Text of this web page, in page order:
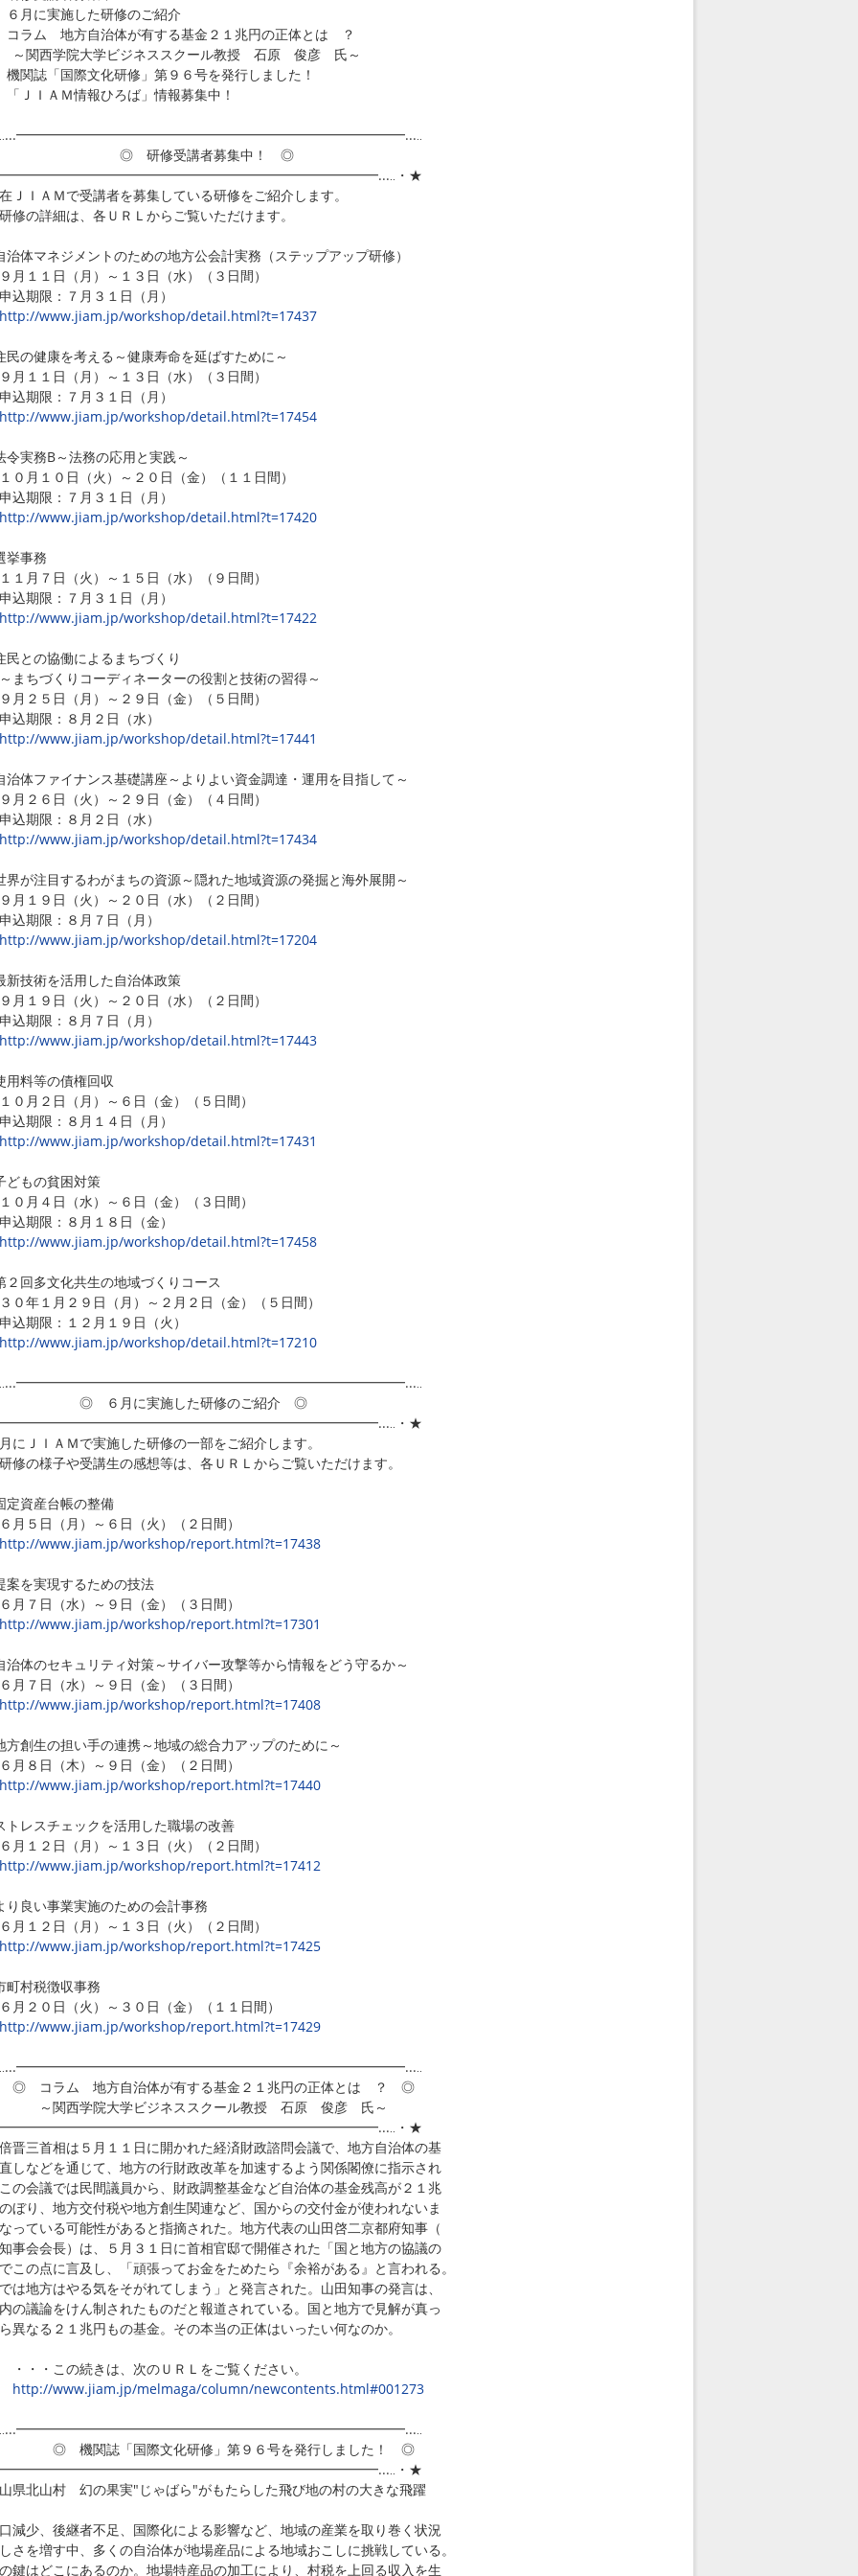
月に実施した研修のご紹介
ラム 地方自治体が有する基金２１兆円の正体とは ？
西学院大学ビジネススクール教授 石原 俊彦 氏～
関誌「国際文化研修」第９６号を発行しました！
ＪＩＡＭ情報ひろば」情報募集中！
‥...━━━━━━━━━━━━━━━━━━━━━━━━━━━━━...‥
研修受講者募集中！ ◎
・★
ＪＩＡＭで受講者を募集している研修をご紹介します。
修の詳細は、各ＵＲＬからご覧いただけます。
体マネジメントのための地方公会計実務（ステップアップ研修）
１１日（月）～１３日（水）（３日間）
期限：７月３１日（月）
http://www.jiam.jp/workshop/detail.html?t=17437
の健康を考える～健康寿命を延ばすために～
１１日（月）～１３日（水）（３日間）
期限：７月３１日（月）
http://www.jiam.jp/workshop/detail.html?t=17454
実務B～法務の応用と実践～
月１０日（火）～２０日（金）（１１日間）
期限：７月３１日（月）
http://www.jiam.jp/workshop/detail.html?t=17420
挙事務
月７日（火）～１５日（水）（９日間）
期限：７月３１日（月）
http://www.jiam.jp/workshop/detail.html?t=17422
との協働によるまちづくり
ちづくりコーディネーターの役割と技術の習得～
２５日（月）～２９日（金）（５日間）
期限：８月２日（水）
http://www.jiam.jp/workshop/detail.html?t=17441
体ファイナンス基礎講座～よりよい資金調達・運用を目指して～
２６日（火）～２９日（金）（４日間）
期限：８月２日（水）
http://www.jiam.jp/workshop/detail.html?t=17434
が注目するわがまちの資源～隠れた地域資源の発掘と海外展開～
１９日（火）～２０日（水）（２日間）
期限：８月７日（月）
http://www.jiam.jp/workshop/detail.html?t=17204
技術を活用した自治体政策
１９日（火）～２０日（水）（２日間）
期限：８月７日（月）
http://www.jiam.jp/workshop/detail.html?t=17443
料等の債権回収
月２日（月）～６日（金）（５日間）
期限：８月１４日（月）
http://www.jiam.jp/workshop/detail.html?t=17431
もの貧困対策
月４日（水）～６日（金）（３日間）
期限：８月１８日（金）
http://www.jiam.jp/workshop/detail.html?t=17458
回多文化共生の地域づくりコース
年１月２９日（月）～２月２日（金）（５日間）
期限：１２月１９日（火）
http://www.jiam.jp/workshop/detail.html?t=17210
‥...━━━━━━━━━━━━━━━━━━━━━━━━━━━━━...‥
月に実施した研修のご紹介 ◎
・★
にＪＩＡＭで実施した研修の一部をご紹介します。
修の様子や受講生の感想等は、各ＵＲＬからご覧いただけます。
資産台帳の整備
５日（月）～６日（火）（２日間）
http://www.jiam.jp/workshop/report.html?t=17438
を実現するための技法
７日（水）～９日（金）（３日間）
http://www.jiam.jp/workshop/report.html?t=17301
体のセキュリティ対策～サイバー攻撃等から情報をどう守るか～
７日（水）～９日（金）（３日間）
http://www.jiam.jp/workshop/report.html?t=17408
創生の担い手の連携～地域の総合力アップのために～
８日（木）～９日（金）（２日間）
http://www.jiam.jp/workshop/report.html?t=17440
レスチェックを活用した職場の改善
１２日（月）～１３日（火）（２日間）
http://www.jiam.jp/workshop/report.html?t=17412
良い事業実施のための会計事務
１２日（月）～１３日（火）（２日間）
http://www.jiam.jp/workshop/report.html?t=17425
村税徴収事務
２０日（火）～３０日（金）（１１日間）
http://www.jiam.jp/workshop/report.html?t=17429
‥...━━━━━━━━━━━━━━━━━━━━━━━━━━━━━...‥
ラム 地方自治体が有する基金２１兆円の正体とは ？ ◎
西学院大学ビジネススクール教授 石原 俊彦 氏～
・★
晋三首相は５月１１日に開かれた経済財政諮問会議で、地方自治体の基
しなどを通じて、地方の行財政改革を加速するよう関係閣僚に指示され
の会議では民間議員から、財政調整基金など自治体の基金残高が２１兆
ぼり、地方交付税や地方創生関連など、国からの交付金が使われないま
っている可能性があると指摘された。地方代表の山田啓二京都府知事（
事会会長）は、５月３１日に首相官邸で開催された「国と地方の協議の
この点に言及し、「頑張ってお金をためたら『余裕がある』と言われる。
は地方はやる気をそがれてしまう」と発言された。山田知事の発言は、
の議論をけん制されたものだと報道されている。国と地方で見解が真っ
異なる２１兆円もの基金。その本当の正体はいったい何なのか。
・この続きは、次のＵＲＬをご覧ください。
http://www.jiam.jp/melmaga/column/newcontents.html#001273
‥...━━━━━━━━━━━━━━━━━━━━━━━━━━━━━...‥
関誌「国際文化研修」第９６号を発行しました！ ◎
・★
県北山村 幻の果実"じゃばら"がもたらした飛び地の村の大きな飛躍
減少、後継者不足、国際化による影響など、地域の産業を取り巻く状況
さを増す中、多くの自治体が地場産品による地域おこしに挑戦している。
鍵はどこにあるのか。地場特産品の加工により、村税を上回る収入を生